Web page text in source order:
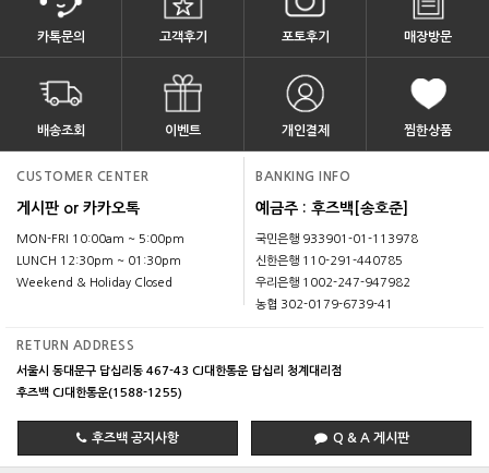
카톡문의 고객후기 포토후기 매장방문
배송조회 이벤트 개인결제 찜한상품
CUSTOMER CENTER
게시판 or 카카오톡
MON-FRI 10:00am ~ 5:00pm
LUNCH 12:30pm ~ 01:30pm
Weekend & Holiday Closed
BANKING INFO
예금주 : 후즈백[송호준]
국민은행 933901-01-113978
신한은행 110-291-440785
우리은행 1002-247-947982
농협 302-0179-6739-41
RETURN ADDRESS
서울시 동대문구 답십리동 467-43 CJ대한통운 답십리 청계대리점
후즈백 CJ대한통운(1588-1255)
후즈백 공지사항 Q & A 게시판